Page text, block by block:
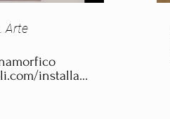
Arte
installazioni-